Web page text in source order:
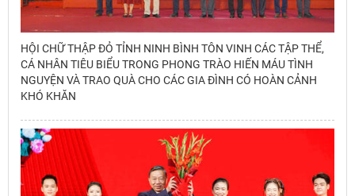
HỘI CHỮ THẬP ĐỎ TỈNH NINH BÌNH TÔN VINH CÁC TẬP THỂ,
CÁ NHÂN TIÊU BIỂU TRONG PHONG TRÀO HIẾN MÁU TÌNH
NGUYỆN VÀ TRAO QUÀ CHO CÁC GIA ĐÌNH CÓ HOÀN CẢNH
KHÓ KHĂN